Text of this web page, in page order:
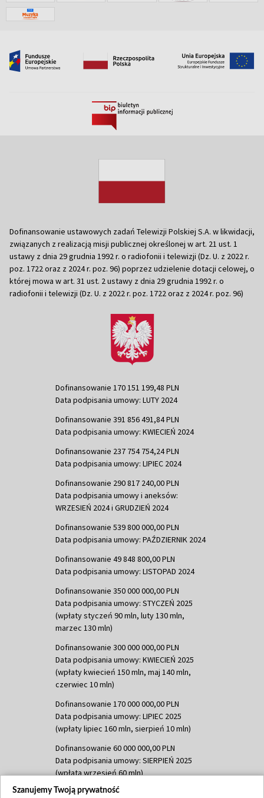
Dofinansowanie ustawowych zadań Telewizji Polskiej S.A. w likwidacji,
związanych z realizacją misji publicznej określonej w art. 21 ust. 1
ustawy z dnia 29 grudnia 1992 r. o radiofonii i telewizji (Dz. U. z 2022 r.
poz. 1722 oraz z 2024 r. poz. 96) poprzez udzielenie dotacji celowej, o
której mowa w art. 31 ust. 2 ustawy z dnia 29 grudnia 1992 r. o
radiofonii i telewizji (Dz. U. z 2022 r. poz. 1722 oraz z 2024 r. poz. 96)
Dofinansowanie 170 151 199,48 PLN
Data podpisania umowy: LUTY 2024
Dofinansowanie 391 856 491,84 PLN
Data podpisania umowy: KWIECIEŃ 2024
Dofinansowanie 237 754 754,24 PLN
Data podpisania umowy: LIPIEC 2024
Dofinansowanie 290 817 240,00 PLN
Data podpisania umowy i aneksów:
WRZESIEŃ 2024 i GRUDZIEŃ 2024
Dofinansowanie 539 800 000,00 PLN
Data podpisania umowy: PAŹDZIERNIK 2024
Dofinansowanie 49 848 800,00 PLN
Data podpisania umowy: LISTOPAD 2024
Dofinansowanie 350 000 000,00 PLN
Data podpisania umowy: STYCZEŃ 2025
(wpłaty styczeń 90 mln, luty 130 mln,
marzec 130 mln)
Dofinansowanie 300 000 000,00 PLN
Data podpisania umowy: KWIECIEŃ 2025
(wpłaty kwiecień 150 mln, maj 140 mln,
czerwiec 10 mln)
Dofinansowanie 170 000 000,00 PLN
Data podpisania umowy: LIPIEC 2025
(wpłaty lipiec 160 mln, sierpień 10 mln)
Dofinansowanie 60 000 000,00 PLN
Data podpisania umowy: SIERPIEŃ 2025
(wpłata wrzesień 60 mln)
Dofinansowanie 635 783 051,21 PLN
Szanujemy Twoją prywatność